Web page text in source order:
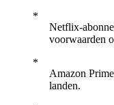
Netflix-
voorwaarden
Amazon
landen.